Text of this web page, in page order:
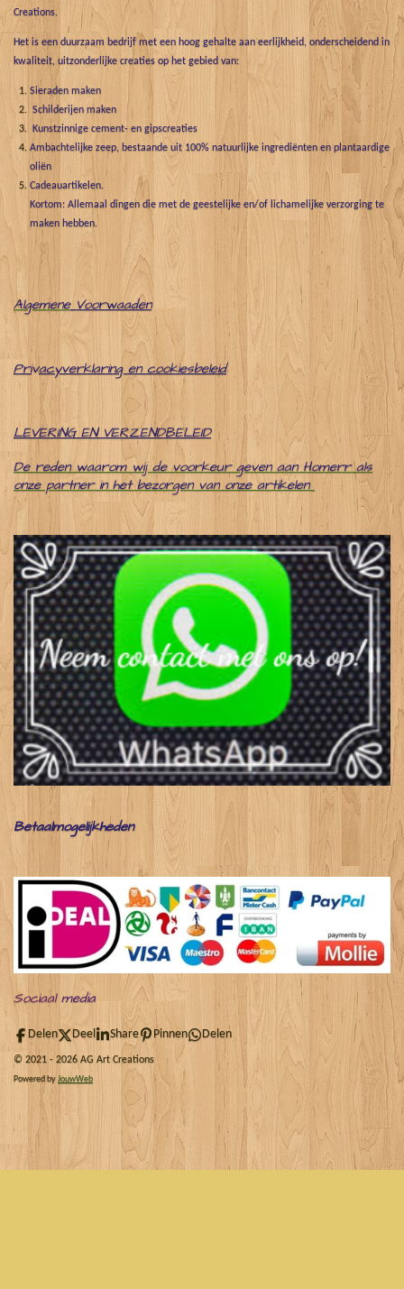
Creations.
Het is een duurzaam bedrijf met een hoog gehalte aan eerlijkheid, onderscheidend in
kwaliteit, uitzonderlijke creaties op het gebied van:
Sieraden maken
Schilderijen maken
Kunstzinnige cement- en gipscreaties
Ambachtelijke zeep, bestaande uit 100% natuurlijke ingrediënten en plantaardige
oliën
Cadeauartikelen.
Kortom: Allemaal dingen die met de geestelijke en/of lichamelijke verzorging te
maken hebben.
Algemene Voorwaaden
Privacyverklaring en cookiesbeleid
LEVERING EN VERZENDBELEID
De reden waarom wij de voorkeur geven aan Homerr als
onze partner in het bezorgen van onze artikelen
Betaalmogelijkheden
Sociaalmedia
Delen Deel Share Pinnen Delen
© 2021 - 2026 AG Art Creations
Powered byJouwWeb